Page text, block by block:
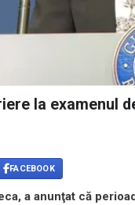
la examenul
FACEBOOK
a anunţat că